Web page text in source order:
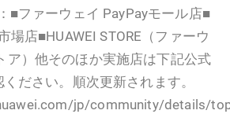
■ファーウェイ PayPayモール店■
場店■HUAWEI STORE（ファーウ
ア）他そのほか実施店は下記公式
ださい。順次更新されます。
jp/community/details/